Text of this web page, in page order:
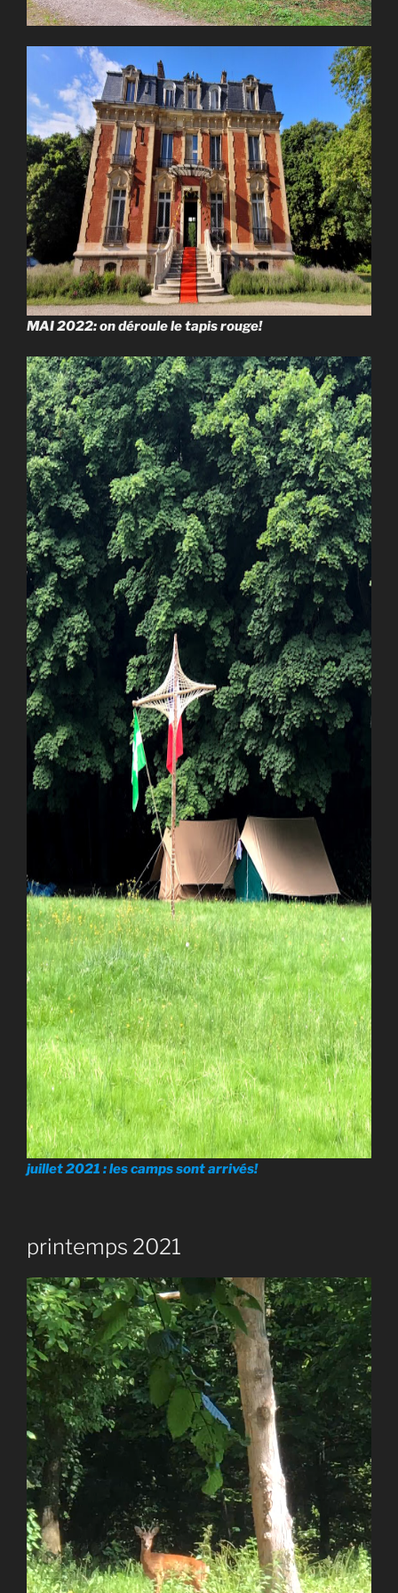
MAI 2022: on déroule le tapis rouge!
juillet 2021 : les camps sont arrivés!
printemps 2021